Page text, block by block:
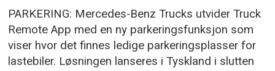
PARKERING: Mercedes-Benz Trucks utvider Truck
Remote App med en ny parkeringsfunksjon som
viser hvor det finnes ledige parkeringsplasser for
lastebiler. Løsningen lanseres i Tyskland i slutten